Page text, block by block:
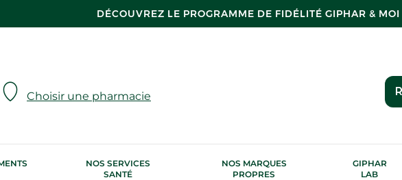
DÉCOUVREZ LE PROGRAMME DE FIDÉLITÉ GIPHAR & MOI
Choisir une pharmacie
NOS SERVICES
SANTÉ
NOS MARQUES
PROPRES
GIPHAR
LAB